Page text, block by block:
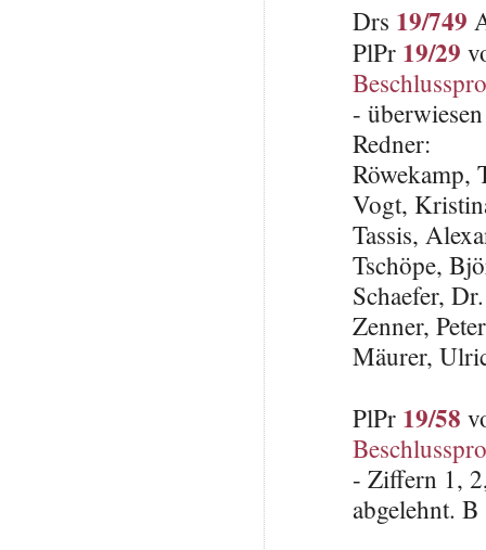
Drs 19/749
PlPr 19/29
-
Redner:
Röwekamp,
Vogt,
Tassis,
Tschöpe,
Schaefer,
Zenner,
Mäurer,
PlPr 19/58
- Ziffern 1,
abgelehnt.